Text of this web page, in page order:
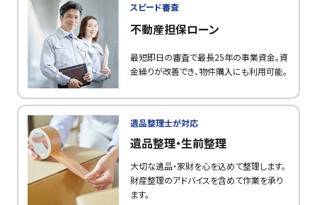
スピード審査
不動産担保ローン
最短即日の審査で最長25年の事業資金。資
金繰りが改善でき、物件購入にも利用可能。
遺品整理士が対応
遺品整理・生前整理
大切な遺品・家財を心を込めて整理します。
財産整理のアドバイスを含めて作業を承り
ます。